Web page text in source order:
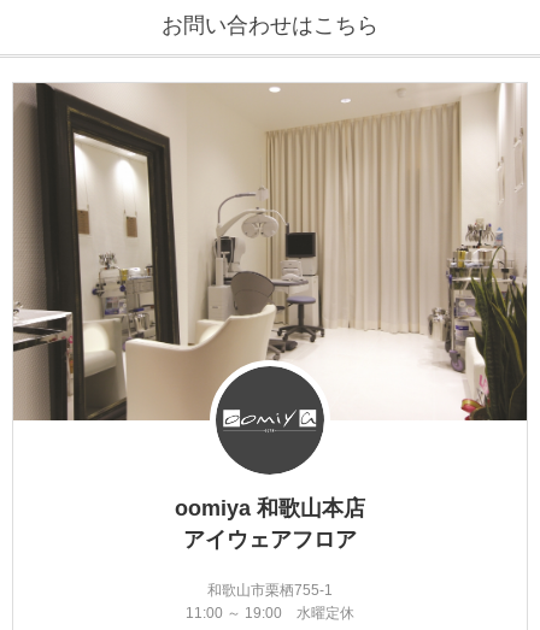
お問い合わせはこちら
oomiya 和歌山本店
アイウェアフロア
和歌山市栗栖755-1
11:00 ～ 19:00 水曜定休